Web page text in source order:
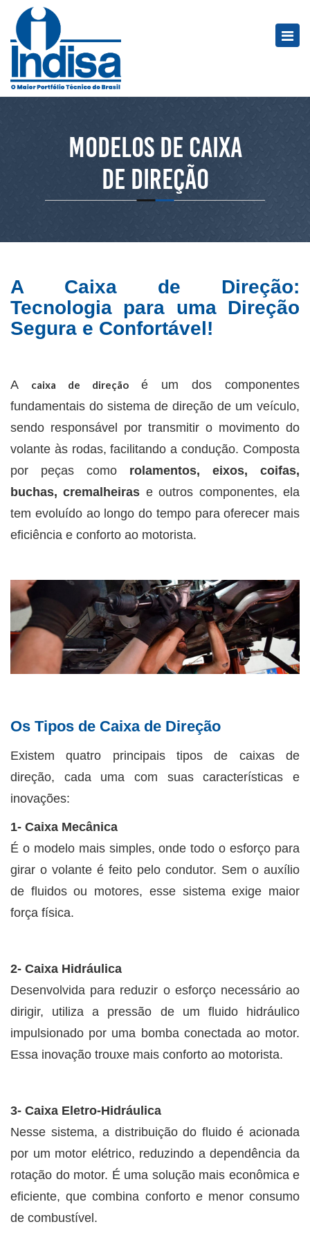
MODELOS DE CAIXA
DE DIREÇÃO
A Caixa de Direção:
Tecnologia para uma Direção
Segura e Confortável!
A caixa de direçãoé um dos componentes
fundamentais do sistema de direção de um veículo,
sendo responsável por transmitir o movimento do
volante às rodas, facilitando a condução. Composta
por peças como rolamentos, eixos, coifas,
buchas, cremalheiras e outros componentes, ela
tem evoluído ao longo do tempo para oferecer mais
eficiência e conforto ao motorista.
Os Tipos de Caixa de Direção
Existem quatro principais tipos de caixas de
direção, cada uma com suas características e
inovações:
1- Caixa Mecânica
É o modelo mais simples, onde todo o esforço para
girar o volante é feito pelo condutor. Sem o auxílio
de fluidos ou motores, esse sistema exige maior
força física.
2- Caixa Hidráulica
Desenvolvida para reduzir o esforço necessário ao
dirigir, utiliza a pressão de um fluido hidráulico
impulsionado por uma bomba conectada ao motor.
Essa inovação trouxe mais conforto ao motorista.
3- Caixa Eletro-Hidráulica
Nesse sistema, a distribuição do fluido é acionada
por um motor elétrico, reduzindo a dependência da
rotação do motor. É uma solução mais econômica e
eficiente, que combina conforto e menor consumo
de combustível.